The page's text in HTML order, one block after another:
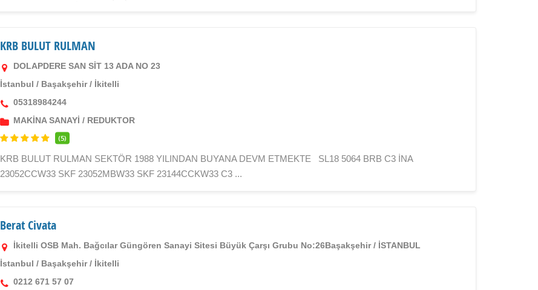
KRB BULUT RULMAN
DOLAPDERE SAN SİT 13 ADA NO 23
İstanbul / Başakşehir/ İkitelli
05318984244
MAKİNA SANAYİ / REDUKTOR
(5)
KRB BULUT RULMAN SEKTÖR 1988 YILINDAN BUYANA DEVM ETMEKTE SL18 5064 BRB C3 İNA
23052CCW33 SKF 23052MBW33 SKF 23144CCKW33 C3 ...
Berat Civata
İkitelli OSB Mah. Bağcılar Güngören Sanayi Sitesi Büyük Çarşı Grubu No:26Başakşehir / İSTANBUL
İstanbul / Başakşehir/ İkitelli
0212 671 57 07